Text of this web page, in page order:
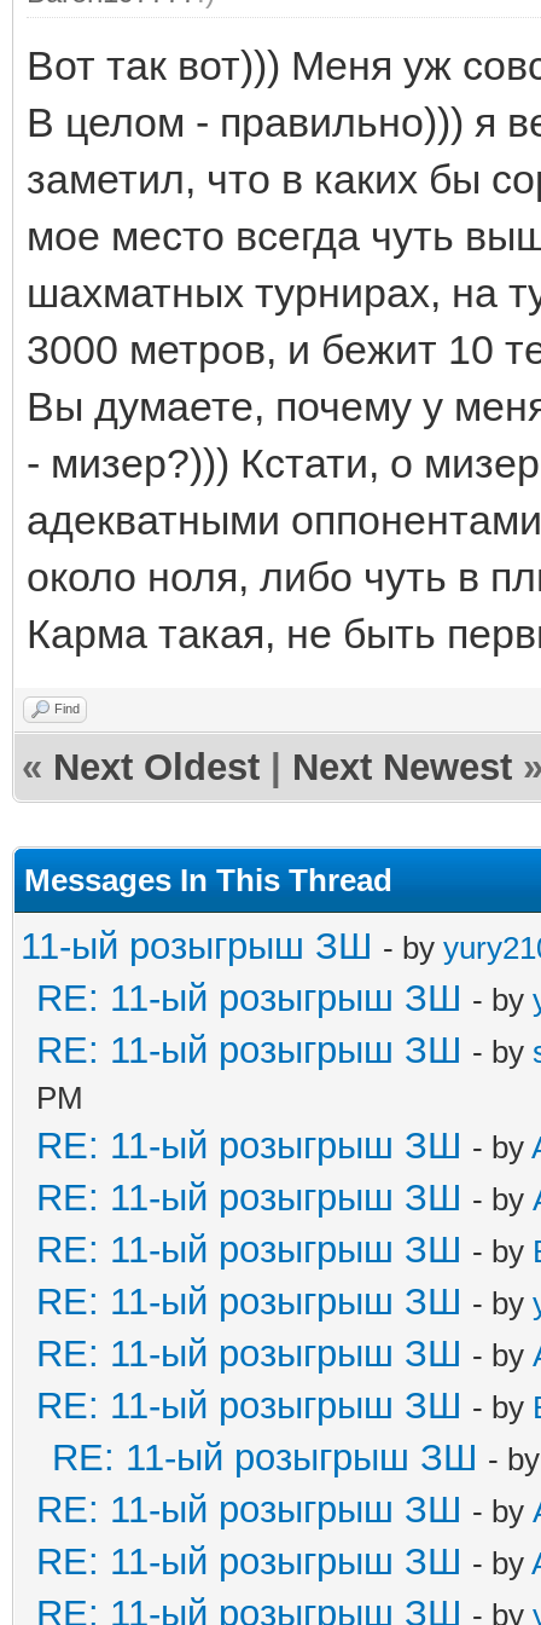
Вот так вот))) Меня уж
В целом - правильно))) я
заметил, что в каких бы
мое место всегда чуть
шахматных турнирах, на
3000 метров, и бежит 10
Вы думаете, почему у
- мизер?))) Кстати, о
адекватными
около ноля, либо чуть в
Карма такая, не быть
Find
« Next Oldest Next Newest
Messages In This Thread
11-ый розыгрыш ЗШ - by
RE: 11-ый розыгрыш ЗШ - by
RE: 11-ый розыгрыш ЗШ - by
PM
RE: 11-ый розыгрыш ЗШ - by
RE: 11-ый розыгрыш ЗШ - by
RE: 11-ый розыгрыш ЗШ - by
RE: 11-ый розыгрыш ЗШ - by
RE: 11-ый розыгрыш ЗШ - by
RE: 11-ый розыгрыш ЗШ - by
RE: 11-ый розыгрыш ЗШ -
RE: 11-ый розыгрыш ЗШ - by
RE: 11-ый розыгрыш ЗШ - by
RE: 11-ый розыгрыш ЗШ - by